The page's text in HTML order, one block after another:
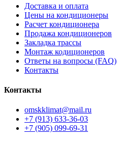
Доставка и оплата
Цены на кондиционеры
Расчет кондиционера
Продажа кондиционеров
Закладка трассы
Монтаж кодиционеров
Ответы на вопросы (FAQ)
Контакты
Контакты
omskklimat@mail.ru
+7 (913) 633-36-03
+7 (905) 099-69-31